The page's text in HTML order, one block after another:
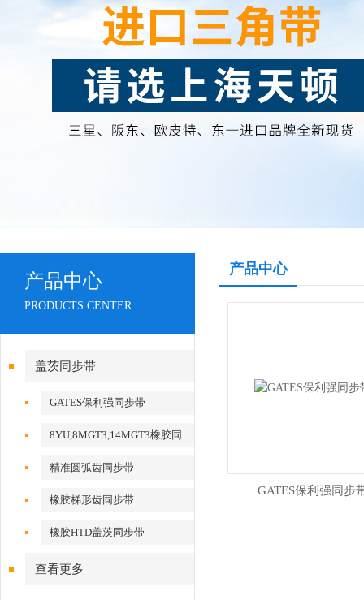
产品中心
PRODUCTS CENTER
盖茨同步带
GATES保利强同步带
8YU,8MGT3,14MGT3橡胶同
步带
精准圆弧齿同步带
橡胶梯形齿同步带
橡胶HTD盖茨同步带
查看更多
产品中心
GATES保利强同步